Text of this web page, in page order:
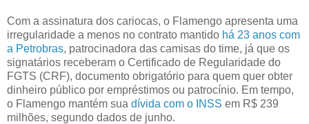
Com a assinatura dos cariocas, o Flamengo apresenta uma
irregularidade a menos no contrato mantido há 23 anos com
a Petrobras, patrocinadora das camisas do time, já que os
signatários receberam o Certificado de Regularidade do
FGTS (CRF), documento obrigatório para quem quer obter
dinheiro público por empréstimos ou patrocínio. Em tempo,
o Flamengo mantém sua dívida com o INSS em R$ 239
milhões, segundo dados de junho.